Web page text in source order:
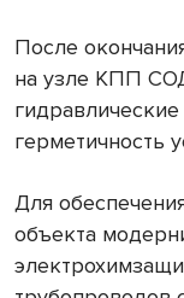
После
на узле КПП
герметичность
Для
объекта